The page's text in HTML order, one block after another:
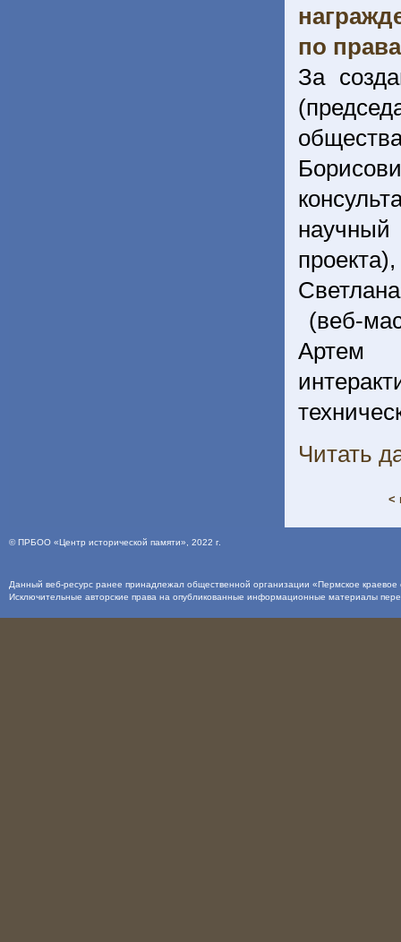
по
За
(веб-
Артем
Читать
<
©ПРБОО «Центр исторической памяти» , 2022 г.
Данный веб-ресурс ранее принадлежал общественной организации «Пермское
Исключительные авторские права на опубликованные информационные материалы